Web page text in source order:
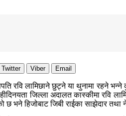
Twitter Viber Email
रवि लामिछाने छुट्ने या थुनामा
जिल्ला अदालत कास्कीमा रवि
छ भने हिजोबाट जिबी राईका साझेदार